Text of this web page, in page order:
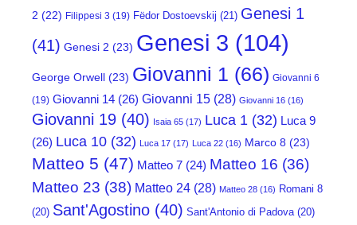
2 (22) Filippesi 3 (19) Fëdor Dostoevskij (21) Genesi 1
(41) Genesi 2 (23) Genesi 3 (104)
George Orwell (23) Giovanni 1 (66) Giovanni 6
(19) Giovanni 14 (26) Giovanni 15 (28) Giovanni 16 (16)
Giovanni 19 (40) Isaia 65 (17) Luca 1 (32) Luca 9
(26) Luca 10 (32) Luca 17 (17) Luca 22 (16) Marco 8 (23)
Matteo 5 (47) Matteo 7 (24) Matteo 16 (36)
Matteo 23 (38) Matteo 24 (28) Matteo 28 (16) Romani 8
(20) Sant'Agostino (40) Sant'Antonio di Padova(20)